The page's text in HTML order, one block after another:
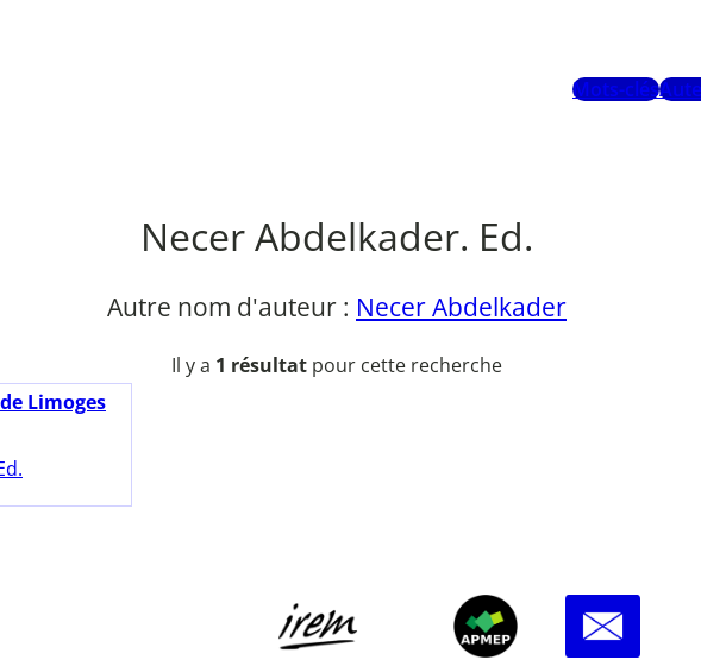
Mots-clés
Necer Abdelkader. Ed.
Autre nom d'auteur : Necer Abdelkader
Il y a 1 résultat pour cette recherche
Limoges